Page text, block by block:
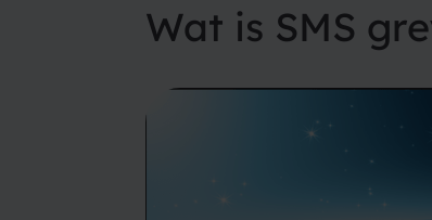
Wat is SMS